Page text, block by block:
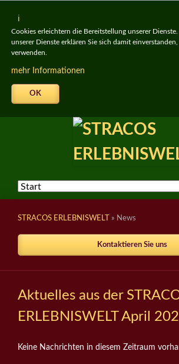
Cookies erleichtern die Bereitstellung unserer
unserer Dienste erklären Sie sich damit
verwenden.
mehr Informationen
OK
Navigation
überspringen
STRACOS ERLEBNISWELT » News
Kontaktieren Sie uns
Aktuelles aus der
ERLEBNISWELT April
Keine Nachrichten in diesem Zeitraum